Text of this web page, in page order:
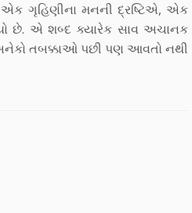
એક ગૃહિણીના મનની દ્રષ્ટિએ, એક
છે. એ શબ્દ ક્યારેક સાવ અચાનક
તબક્કાઓ પછી પણ આવતો નથી